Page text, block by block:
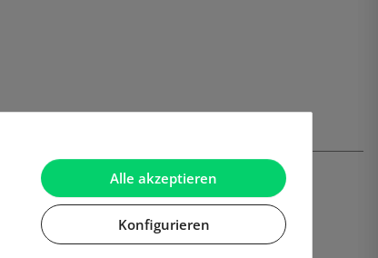
Alle akzeptieren
Konfigurieren